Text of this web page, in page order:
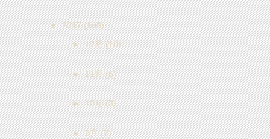
▼2017(109)
►12月(10)
►11月(6)
►10月(3)
►9月(7)